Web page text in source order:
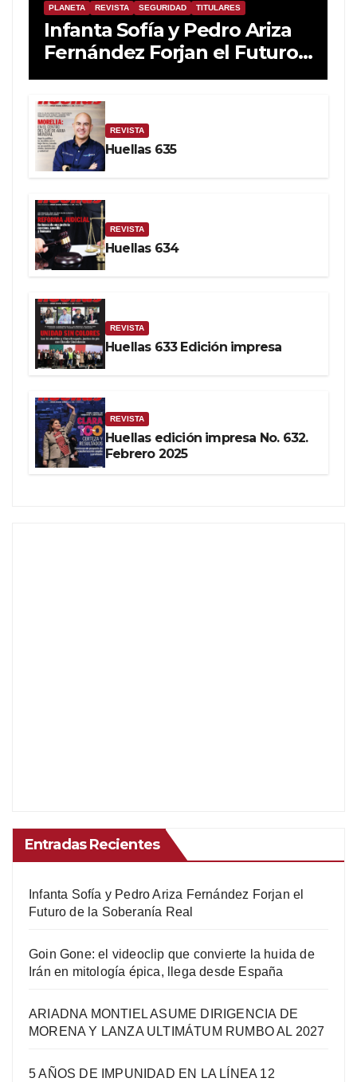
PLANETA REVISTA SEGURIDAD TITULARES
Infanta Sofía y Pedro Ariza
Fernández Forjan el Futuro
de la Soberanía Real
REVISTA
Huellas 635
REVISTA
Huellas 634
REVISTA
Huellas 633 Edición impresa
REVISTA
Huellas edición impresa No. 632.
Febrero 2025
Entradas Recientes
Infanta Sofía y Pedro Ariza Fernández Forjan el
Futuro de la Soberanía Real
Goin Gone: el videoclip que convierte la huida de
Irán en mitología épica, llega desde España
ARIADNA MONTIEL ASUME DIRIGENCIA DE
MORENA Y LANZA ULTIMÁTUM RUMBO AL 2027
5 AÑOS DE IMPUNIDAD EN LA LÍNEA 12